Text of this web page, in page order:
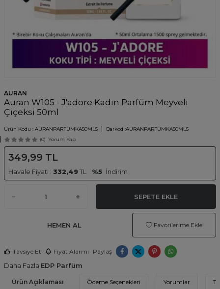
AURAN
Auran W105 - J'adore Kadın Parfüm Meyveli
Çiçeksi 50ml
Ürün Kodu : AURANPARFÜMKA50ML5 Barkod :AURANPARFÜMKA50ML5
(0) Yorum Yap
349,99 TL
Havale Fiyatı : 332,49TL %5 İndirim
SEPETE EKLE
HEMEN AL Favorilerime Ekle
Tavsiye Et Fiyat Alarmı Paylaş
Daha Fazla EDP Parfüm
Ürün Açıklaması Ödeme Seçenekleri Yorumlar